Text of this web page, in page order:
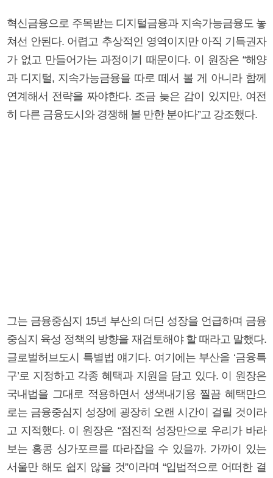
혁신금융으로 주목받는 디지털금융과 지속가능금융도 놓
쳐선 안된다. 어렵고 추상적인 영역이지만 아직 기득권자
가 없고 만들어가는 과정이기 때문이다. 이 원장은 “해양
과 디지털, 지속가능금융을 따로 떼서 볼 게 아니라 함께
연계해서 전략을 짜야한다. 조금 늦은 감이 있지만, 여전
히 다른 금융도시와 경쟁해 볼 만한 분야다”고 강조했다.
그는 금융중심지 15년 부산의 더딘 성장을 언급하며 금융
중심지 육성 정책의 방향을 재검토해야 할 때라고 말했다.
글로벌허브도시 특별법 얘기다. 여기에는 부산을 ‘금융특
구’로 지정하고 각종 혜택과 지원을 담고 있다. 이 원장은
국내법을 그대로 적용하면서 생색내기용 찔끔 혜택만으
로는 금융중심지 성장에 굉장히 오랜 시간이 걸릴 것이라
고 지적했다. 이 원장은 “점진적 성장만으로 우리가 바라
보는 홍콩 싱가포르를 따라잡을 수 있을까. 가까이 있는
서울만 해도 쉽지 않을 것”이라며 “입법적으로 어떠한 결